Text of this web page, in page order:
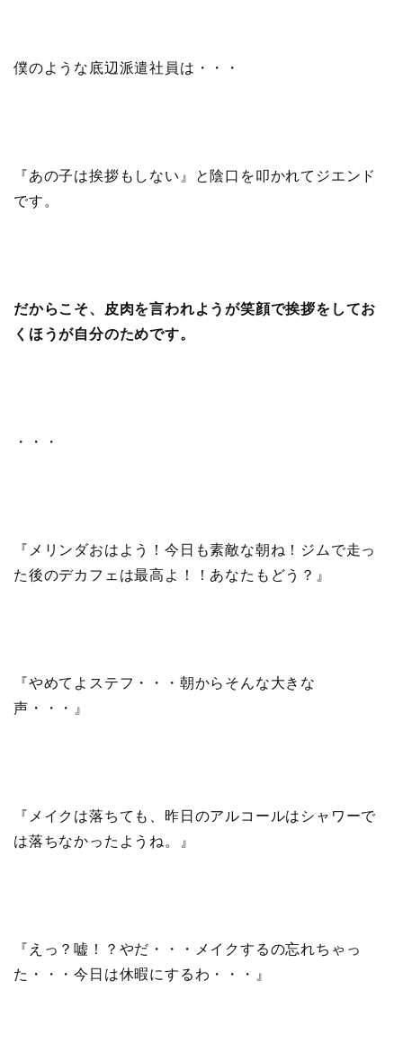
僕のような底辺派遣社員は・・・
『あの子は挨拶もしない』と陰口を叩かれてジエンド
です。
だからこそ、皮肉を言われようが笑顔で挨拶をしてお
くほうが自分のためです。
・・・
『メリンダおはよう！今日も素敵な朝ね！ジムで走っ
た後のデカフェは最高よ！！あなたもどう？』
『やめてよステフ・・・朝からそんな大きな
声・・・』
『メイクは落ちても、昨日のアルコールはシャワーで
は落ちなかったようね。』
『えっ？嘘！？やだ・・・メイクするの忘れちゃっ
た・・・今日は休暇にするわ・・・』